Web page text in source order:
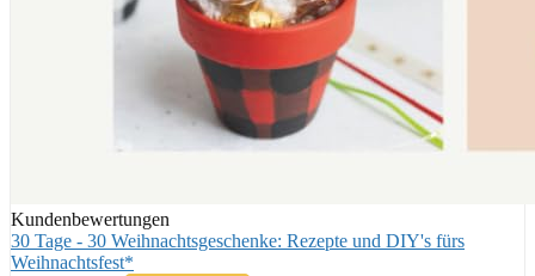
Kundenbewertungen
30 Tage - 30 Weihnachtsgeschenke: Rezepte und DIY's fürs
Weihnachtsfest*